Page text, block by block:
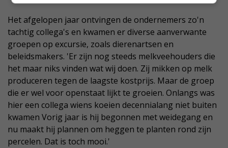
Het afgelopen jaar ontvingen de ondernemers zo'n
tachtig collega's en kwamen er diverse aanverwante
groepen op excursie, zoals dierenartsen en
beleidsmakers. 'Er zijn nog steeds melkveehouders die
het maar niks vinden wat wij doen. Zij mikken op melk
produceren tegen de laagste kostprijs. Maar de groep
die er wel voor openstaat lijkt te groeien. Onlangs was
hier een collega wiens koeien decennialang niet buiten
kwamen Vorig jaar is hij begonnen met weidegang en
nu maakt hij plannen om heggen te planten rond zijn
percelen. Dat is toch mooi.'